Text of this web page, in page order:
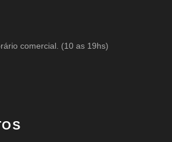
comercial. (10 as 19hs)